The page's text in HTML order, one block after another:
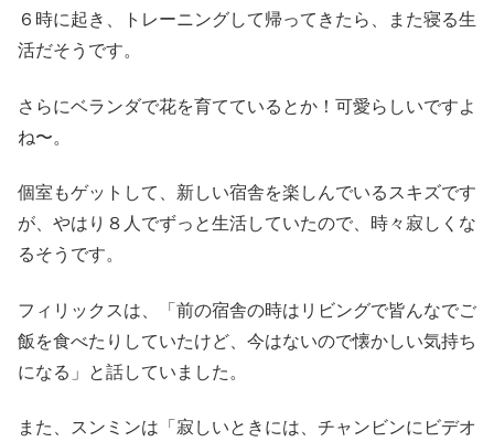
６時に起き、トレーニングして帰ってきたら、また寝る生
活だそうです。
さらにベランダで花を育てているとか！可愛らしいですよ
ね〜。
個室もゲットして、新しい宿舎を楽しんでいるスキズです
が、やはり８人でずっと生活していたので、時々寂しくな
るそうです。
フィリックスは、「前の宿舎の時はリビングで皆んなでご
飯を食べたりしていたけど、今はないので懐かしい気持ち
になる」と話していました。
また、スンミンは「寂しいときには、チャンビンにビデオ